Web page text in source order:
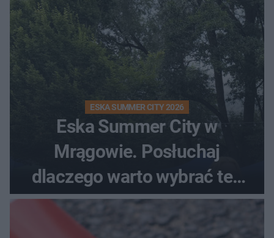
ESKA SUMMER CITY 2026
Eska Summer City w
Mrągowie. Posłuchaj
dlaczego warto wybrać ten
kierunek na urlop!